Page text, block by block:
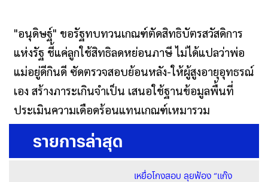
"อนุดิษฐ์" ขอรัฐทบทวนเกณฑ์ตัดสิทธิบัตรสวัสดิการ
แห่งรัฐ ชี้แค่ลูกใช้สิทธิลดหย่อนภาษี ไม่ได้แปลว่าพ่อ
แม่อยู่ดีกินดี ซัดตรวจสอบย้อนหลัง-ให้ผู้สูงอายุอุทธรณ์
เอง สร้างภาระเกินจำเป็น เสนอใช้ฐานข้อมูลพื้นที่
ประเมินความเดือดร้อนแทนเกณฑ์เหมารวม
รายการล่าสุด
เหยื่อโกงสอบ ลุยฟ้อง “แก๊ง